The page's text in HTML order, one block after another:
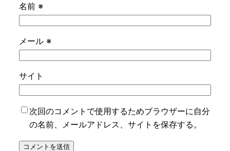
名前 ※
メール ※
サイト
次回のコメントで使用するためブラウザーに自分
の名前、メールアドレス、サイトを保存する。